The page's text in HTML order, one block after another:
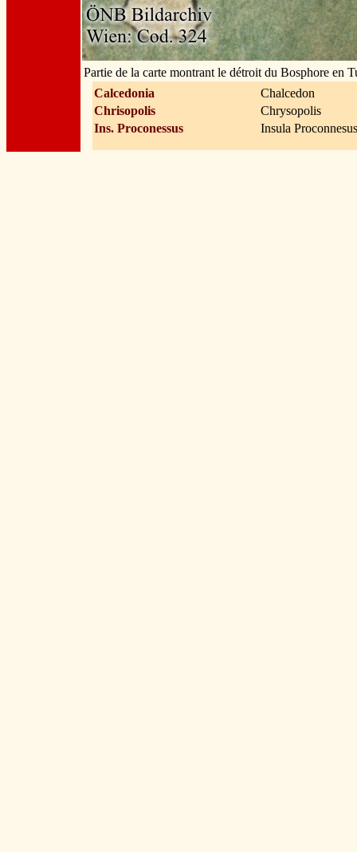
Partie de la carte montrant le détroit du Bosphore en
Calcedonia
Chalcedon
Chrisopolis
Chrysopolis
Ins. Proconessus
Insula Proconnesus